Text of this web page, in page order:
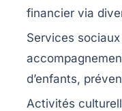
financier via
Services
d’enfants,
Activités